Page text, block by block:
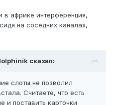
в африке интерференция,
на соседних каналах,
сказал:
слоты не позволил
Считаете, что есть
и поставить карточки